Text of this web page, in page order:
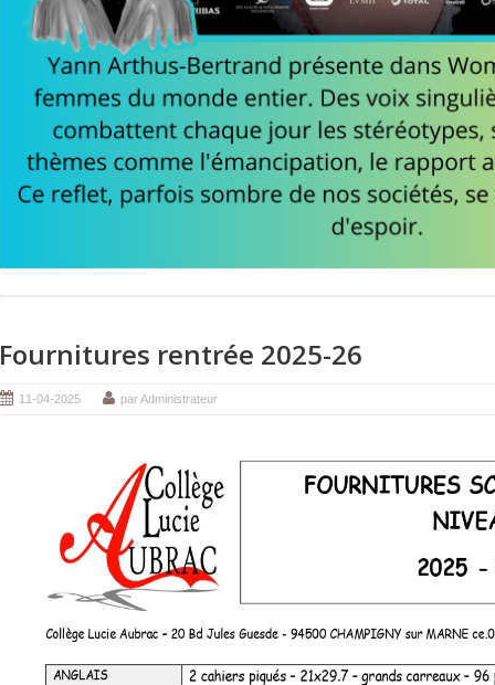
Fournitures rentrée 2025-26
11-04-2025 par Administrateur